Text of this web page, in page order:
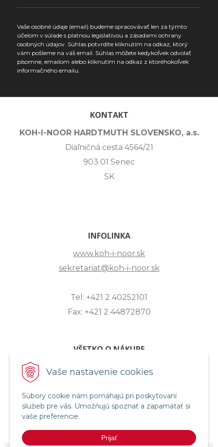
Vaše nastavenie cookies
Súbory cookie nám pomáhajú pri poskytovaní
služieb pre vás. Umožňujú spoznať a zapamätať si
vaše preferencie.
Prijať
Vaše osobné údaje (email) budeme spracovávať len za týmto
účelom v súlade s platnou legislatívou a zásadami ochrany
osobných údajov. Súhlas potvrdíte kliknutím na odkaz, ktorý
vám pošleme na váš email. Súhlas môžete kedykoľvek odvolať
písomne, emailom alebo kliknutím na odkaz z ktoréhokoľvek
informačného emailu.
KONTAKT
KOH-I-NOOR HARDTMUTH SLOVENSKO, a.s.
Diaľničná cesta 4564/21
903 01 Senec
SK
INFOLINKA
www.koh-i-noor.sk
sekretariat@koh-i-noor.sk
Tel: +421 2 40252101
Fax: +421 2 44872870
VŠETKO O NÁKUPE
ZASLANIE OTÁZKY
OBCHODNÉ PODMIENKY
REKLAMAČNÝ PORIADOK